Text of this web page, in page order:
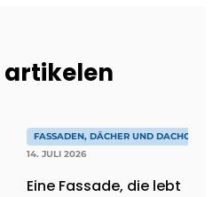
artikelen
FASSADEN, DÄCHER UND
14. JULI 2026
Eine Fassade, die lebt